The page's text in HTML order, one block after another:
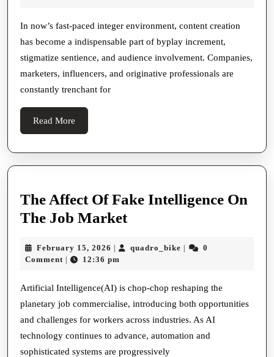
World,
Editing,
And
Modern
And
Productive
In now’s fast-paced integer environment, content creation
has become a indispensable part of byplay increment,
stigmatize sentience, and audience involvement. Companies,
marketers, influencers, and originative professionals are
constantly trenchant for
Read More
More
The Affect Of Fake Intelligence On
The Job MarketThe
Of
Intelligence
On
The
Job
February 15, 2026 February
15,
| quadro_bike quadro_bike
|
0
Comment | 12:36 pm
Artificial Intelligence(AI) is chop-chop reshaping the
planetary job commercialise, introducing both opportunities
and challenges for workers across industries. As AI
technology continues to advance, automation and
sophisticated systems are progressively